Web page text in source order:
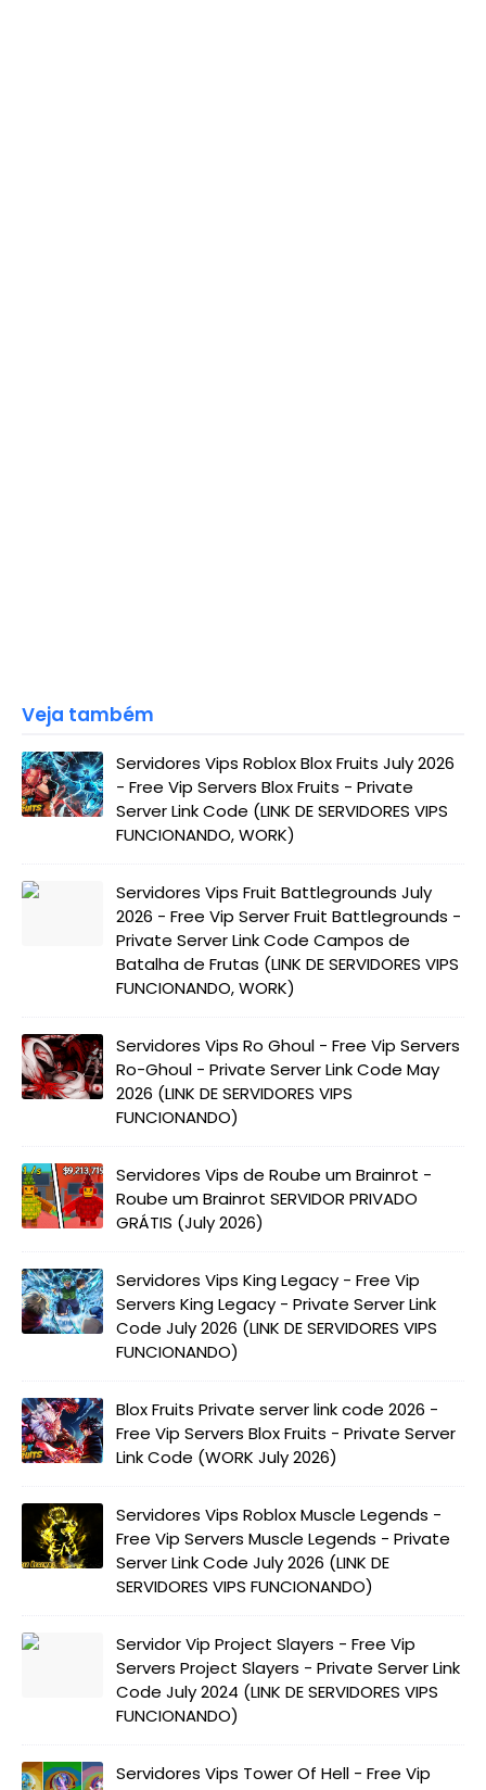
Veja também
Servidores Vips Roblox Blox Fruits July 2026
- Free Vip Servers Blox Fruits - Private
Server Link Code (LINK DE SERVIDORES VIPS
FUNCIONANDO, WORK)
Servidores Vips Fruit Battlegrounds July
2026 - Free Vip Server Fruit Battlegrounds -
Private Server Link Code Campos de
Batalha de Frutas (LINK DE SERVIDORES VIPS
FUNCIONANDO, WORK)
Servidores Vips Ro Ghoul - Free Vip Servers
Ro-Ghoul - Private Server Link Code May
2026 (LINK DE SERVIDORES VIPS
FUNCIONANDO)
Servidores Vips de Roube um Brainrot -
Roube um Brainrot SERVIDOR PRIVADO
GRÁTIS (July 2026)
Servidores Vips King Legacy - Free Vip
Servers King Legacy - Private Server Link
Code July 2026 (LINK DE SERVIDORES VIPS
FUNCIONANDO)
Blox Fruits Private server link code 2026 -
Free Vip Servers Blox Fruits - Private Server
Link Code (WORK July 2026)
Servidores Vips Roblox Muscle Legends -
Free Vip Servers Muscle Legends - Private
Server Link Code July 2026 (LINK DE
SERVIDORES VIPS FUNCIONANDO)
Servidor Vip Project Slayers - Free Vip
Servers Project Slayers - Private Server Link
Code July 2024 (LINK DE SERVIDORES VIPS
FUNCIONANDO)
Servidores Vips Tower Of Hell - Free Vip